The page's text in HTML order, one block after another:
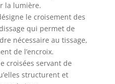
la lumière.
le croisement des
qui permet de
nécessaire au tissage,
de l’encroix.
croisées servant de
structurent et